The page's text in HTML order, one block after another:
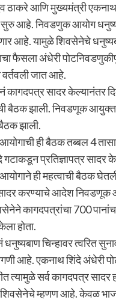
ठाकरे आणि मुख्यमंत्री
आहे. निवडणुक आयोग
आहे. यामुळे शिवसेनेचे
फैसला अंधेरी
जात आहे.
कागदपत्र सादर केल्यानंतर
बैठक झाली. निवडणूक आयुक्त
झाली.
ही बैठक तब्बल 4
प्रतिज्ञापत्र सादर
ही महत्वाची बैठक
करण्याचे आदेश निवडणूक
कागदपत्रांचा 700
होता.
चिन्हावर त्वरित
आहे. एकनाथ शिंदे अंधेरी
त्यामुळे सर्व कागदपत्र सादर
म्हणण आहे. केवळ